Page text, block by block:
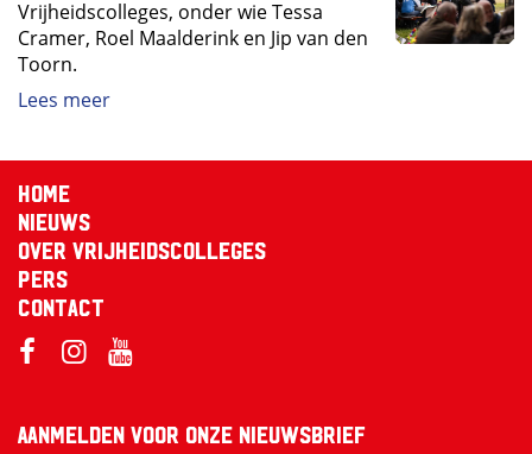
Vrijheidscolleges, onder wie Tessa
Cramer, Roel Maalderink en Jip van den
Toorn.
Lees meer
Home
Nieuws
Over Vrijheidscolleges
Pers
Contact
Aanmelden voor onze nieuwsbrief